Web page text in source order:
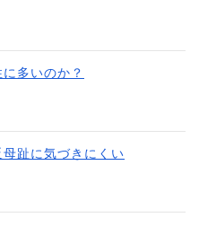
多いのか？
趾に気づきにくい